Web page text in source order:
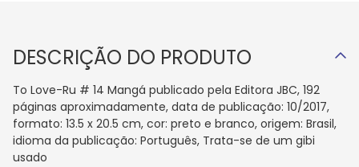
DESCRIÇÃO DO PRODUTO
To Love-Ru # 14 Mangá publicado pela Editora JBC, 192
páginas aproximadamente, data de publicação: 10/2017,
formato: 13.5 x 20.5 cm, cor: preto e branco, origem: Brasil,
idioma da publicação: Português, Trata-se de um gibi
usado